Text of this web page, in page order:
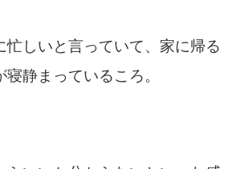
忙しいと言っていて、家に帰る
静まっているころ。